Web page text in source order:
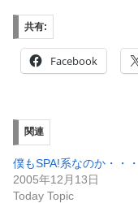
共有:
Facebook
関連
僕もSPA!系なのか・・・
2005年12月13日
Today Topic